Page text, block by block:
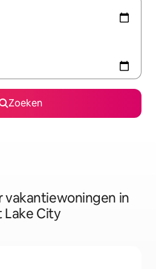
Zoeken
vakantiewoningen in
Lake City